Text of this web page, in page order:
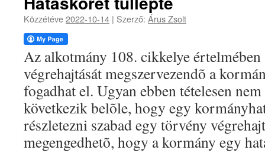
Közzétéve2022-10-14 | Szerző: Árus Zsolt
Az alkotmány 108. cikkelye
végrehajtását megszervezendõ a
fogadhat el. Ugyan ebben tételesen
következik belõle, hogy egy
részletezni szabad egy törvény
megengedhetõ, hogy a kormány egy